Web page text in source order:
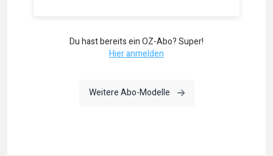
Du hast bereits ein OZ-Abo? Super!
Hier anmelden
Weitere Abo-Modelle